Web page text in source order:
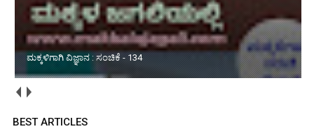
ಮಳೆಯ ವಿಶೇಷ ಅನುಭವ : ಸಂಚಿಕೆ - 02
BEST ARTICLES